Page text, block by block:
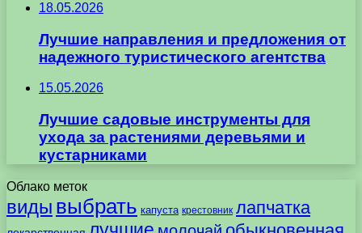
18.05.2026
Лучшие направления и предложения от
надежного туристического агентства
15.05.2026
Лучшие садовые инструменты для
ухода за растениями деревьями и
кустарниками
Облако меток
виды выбрать капуста крестовник лапчатка